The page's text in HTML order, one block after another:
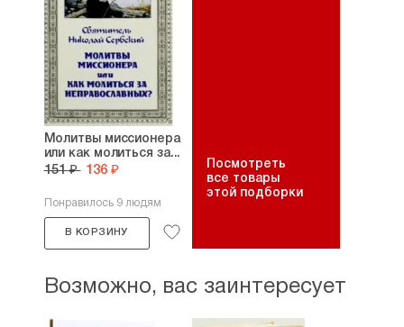
Молитвы миссионера
или как молиться за...
151 ₽ 136 ₽
Понравилось 9 людям
В КОРЗИНУ
Посмотреть
все товары
этой подборки
Возможно, вас заинтересует